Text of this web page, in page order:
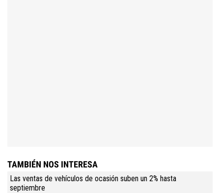
TAMBIÉN NOS INTERESA
Las ventas de vehículos de ocasión suben un 2% hasta
septiembre